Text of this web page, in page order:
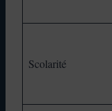
Scolarité